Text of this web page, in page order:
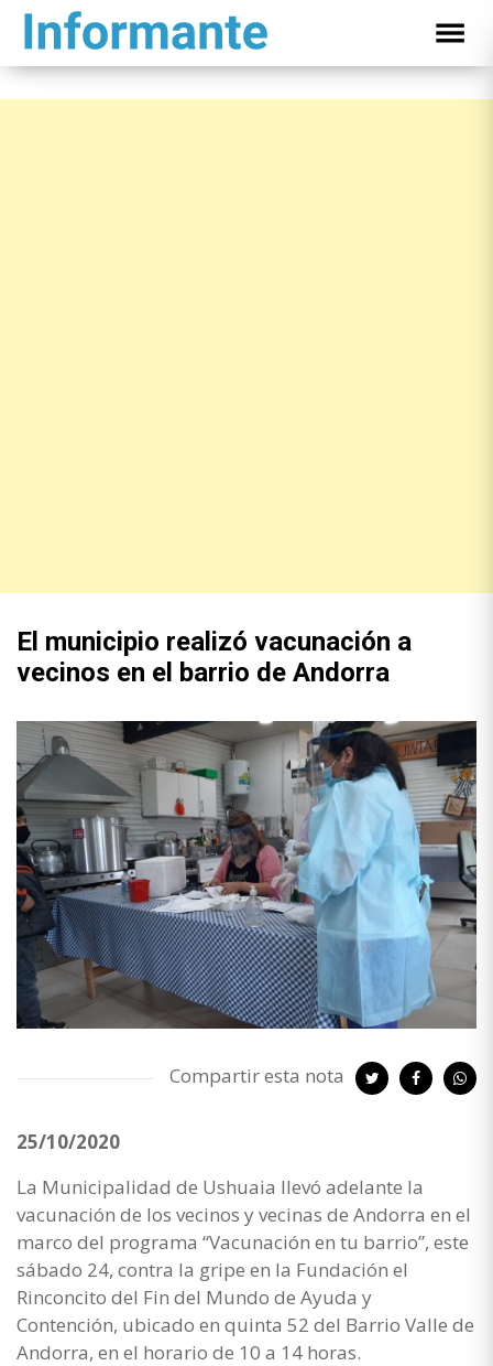
El municipio realizó vacunación a
vecinos en el barrio de Andorra
Compartir esta nota
25/10/2020
La Municipalidad de Ushuaia llevó adelante la
vacunación de los vecinos y vecinas de Andorra en el
marco del programa “Vacunación en tu barrio”, este
sábado 24, contra la gripe en la Fundación el
Rinconcito del Fin del Mundo de Ayuda y
Contención, ubicado en quinta 52 del Barrio Valle de
Andorra, en el horario de 10 a 14 horas.